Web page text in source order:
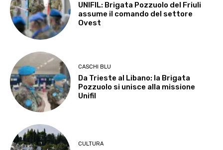
UNIFIL: Brigata Pozzuolo del Friuli
assume il comando del settore
Ovest
CASCHI BLU
Da Trieste al Libano: la Brigata
Pozzuolo si unisce alla missione
Unifil
CULTURA